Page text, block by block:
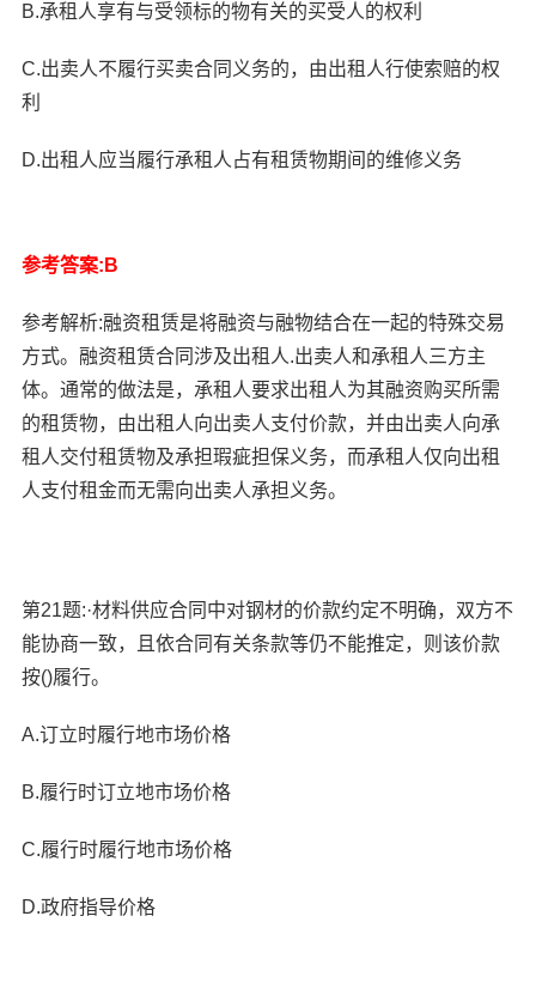
B.承租人享有与受领标的物有关的买受人的权利
C.出卖人不履行买卖合同义务的，由出租人行使索赔的权
利
D.出租人应当履行承租人占有租赁物期间的维修义务
参考答案:B
参考解析:融资租赁是将融资与融物结合在一起的特殊交易
方式。融资租赁合同涉及出租人.出卖人和承租人三方主
体。通常的做法是，承租人要求出租人为其融资购买所需
的租赁物，由出租人向出卖人支付价款，并由出卖人向承
租人交付租赁物及承担瑕疵担保义务，而承租人仅向出租
人支付租金而无需向出卖人承担义务。
第21题:·材料供应合同中对钢材的价款约定不明确，双方不
能协商一致，且依合同有关条款等仍不能推定，则该价款
按()履行。
A.订立时履行地市场价格
B.履行时订立地市场价格
C.履行时履行地市场价格
D.政府指导价格